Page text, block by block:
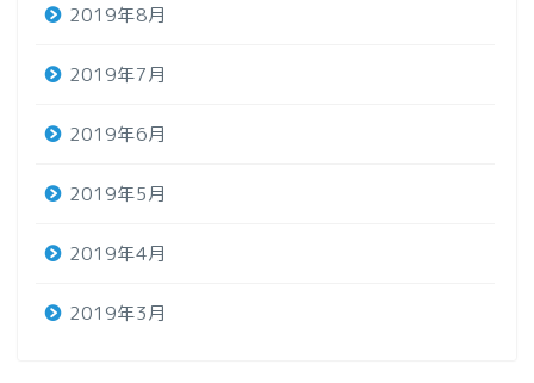
2019年8月
2019年7月
2019年6月
2019年5月
2019年4月
2019年3月